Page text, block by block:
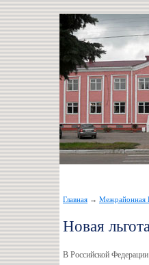
Главная → Межрайонная
Новая
В Российской